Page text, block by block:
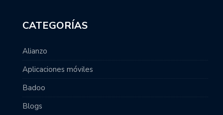
CATEGORÍAS
Alianzo
Aplicaciones móviles
Badoo
Blogs